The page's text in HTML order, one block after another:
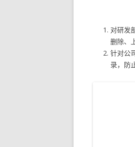
对研发
删除、
针对公
录，防